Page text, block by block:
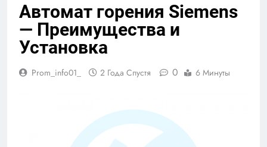
Автомат горения Siemens
— Преимущества и
Установка
Prom_info01_ 2 Года Спустя 0 6 Минуты